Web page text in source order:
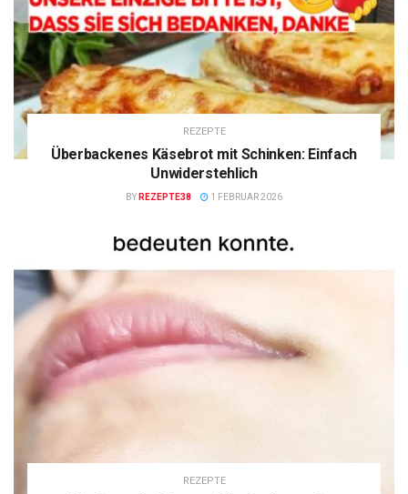
REZEPTE
Überbackenes Käsebrot mit Schinken: Einfach
Unwiderstehlich
BY REZEPTE38 1 FEBRUAR 2026
REZEPTE